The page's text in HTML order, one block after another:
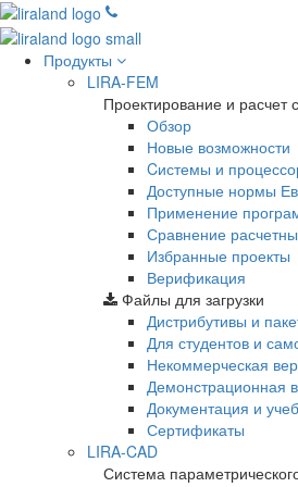
Продукты
LIRA-FEM
Проектирование и расчет
Обзор
Новые возможности
Cистемы и
Доступные нормы
Применение
Сравнение
Избранные проекты
Верификация
Файлы для загрузки
Дистрибутивы и
Для студентов и
Некоммерческая
Демонстрационная
Документация и
Сертификаты
LIRA-CAD
Система